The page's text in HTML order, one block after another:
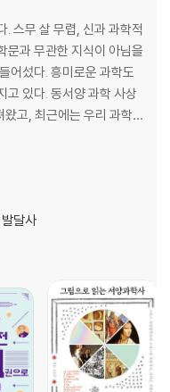
관하여》 1543
관한 해부학적 실험》 1628
1687
. 스무 살 무렵, 신과 과학적
문과 무관한 지식이 아님을
어섰다. 흥미로운 과학도
고 있다. 동서양 과학 사상
고, 최근에는 우리 과학
하고 있다. 전남대학교에
서 과학기술사로 석사와
여자대학교에서 강
달사